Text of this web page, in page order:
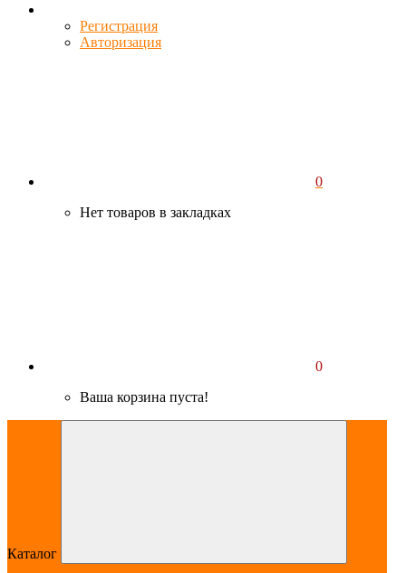
Регистрация
Авторизация
0
Нет товаров в закладках
0
Ваша корзина пуста!
Каталог